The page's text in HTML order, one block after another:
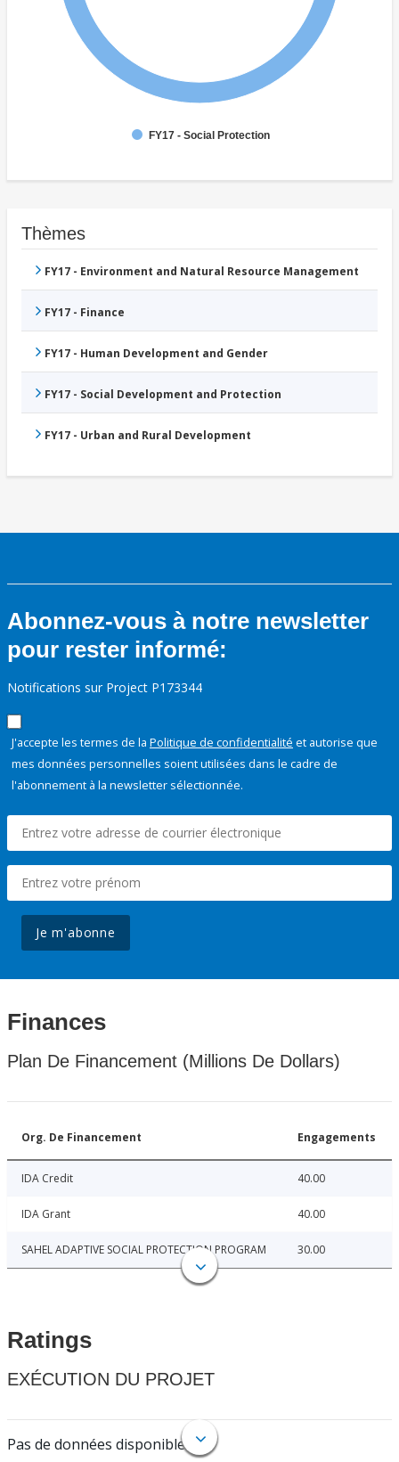
FY17 - Social Protection
Thèmes
FY17 - Environment and Natural Resource Management
FY17 - Finance
FY17 - Human Development and Gender
FY17 - Social Development and Protection
FY17 - Urban and Rural Development
Abonnez-vous à notre newsletter
pour rester informé:
Notifications sur Project P173344
J'accepte les termes de la Politique de confidentialité et autorise que
mes données personnelles soient utilisées dans le cadre de
l'abonnement à la newsletter sélectionnée.
Je m'abonne
Finances
Plan De Financement (Millions De Dollars)
Org. De Financement Engagements
IDA Credit 40.00
IDA Grant 40.00
SAHEL ADAPTIVE SOCIAL PROTECTION PROGRAM 30.00
Ratings
EXÉCUTION DU PROJET
Pas de données disponibles.